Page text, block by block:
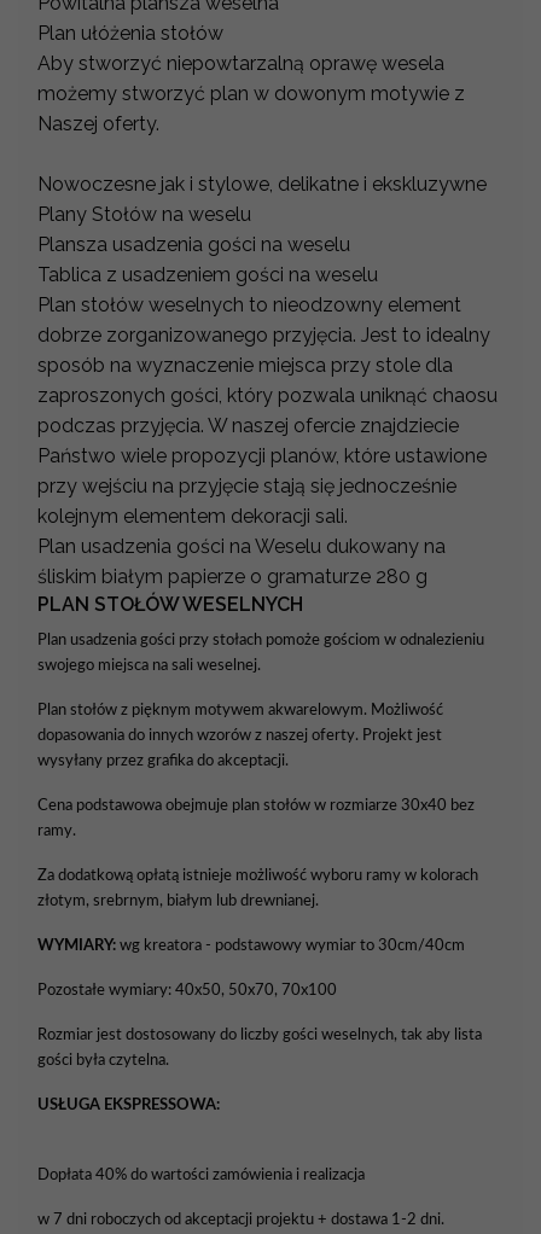
Plan ułóżenia stołów
Aby stworzyć niepowtarzalną oprawę wesela
możemy stworzyć plan w dowonym motywie z
Naszej oferty.
Nowoczesne jak i stylowe, delikatne i ekskluzywne
Plany Stołów na weselu
Plansza usadzenia gości na weselu
Tablica z usadzeniem gości na weselu
Plan stołów weselnych to nieodzowny element
dobrze zorganizowanego przyjęcia. Jest to idealny
sposób na wyznaczenie miejsca przy stole dla
zaproszonych gości, który pozwala uniknąć chaosu
podczas przyjęcia. W naszej ofercie znajdziecie
Państwo wiele propozycji planów, które ustawione
przy wejściu na przyjęcie stają się jednocześnie
kolejnym elementem dekoracji sali.
Plan usadzenia gości na Weselu dukowany na
śliskim białym papierze o gramaturze 280 g
PLAN STOŁÓW WESELNYCH
Plan usadzenia gości przy stołach pomoże gościom w odnalezieniu
swojego miejsca na sali weselnej.
Plan stołów z pięknym motywem akwarelowym. Możliwość
dopasowania do innych wzorów z naszej oferty. Projekt jest
wysyłany przez grafika do akceptacji.
Cena podstawowa obejmuje plan stołów w rozmiarze 30x40 bez
ramy.
Za dodatkową opłatą istnieje możliwość wyboru ramy w kolorach
złotym, srebrnym, białym lub drewnianej.
WYMIARY: wg kreatora - podstawowy wymiar to 30cm/40cm
Pozostałe wymiary: 40x50, 50x70, 70x100
Rozmiar jest dostosowany do liczby gości weselnych, tak aby lista
gości była czytelna.
USŁUGA EKSPRESSOWA:
Dopłata 40% do wartości zamówienia i realizacja
w 7 dni roboczych od akceptacji projektu + dostawa 1-2 dni.